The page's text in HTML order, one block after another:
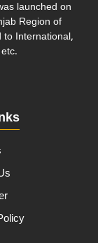
launched on
Region of
to International,